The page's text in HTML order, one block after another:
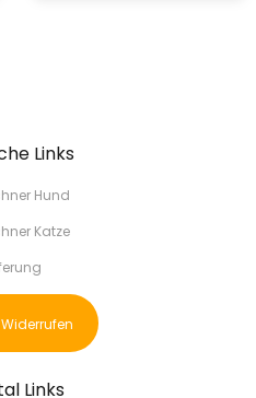
Links
Hund
Katze
Links